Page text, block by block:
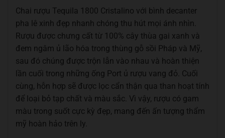
Chai rượu Tequila 1800 Cristalino với bình decanter
pha lê xinh đẹp nhanh chóng thu hút mọi ánh nhìn.
Rượu được chưng cất từ 100% cây thùa gai xanh và
đem ngâm ủ lão hóa trong thùng gỗ sồi Pháp và Mỹ,
sau đó chúng được trộn lẫn vào nhau và hoàn thiện
lần cuối trong những ống Port ủ rượu vang đỏ. Cuối
cùng, hỗn hợp sẽ được lọc cẩn thận qua than hoạt tính
để loại bỏ tạp chất và màu sắc. Vì vậy, rượu có gam
màu trong suốt cực kỳ đẹp, mang đến ấn tượng thẩm
mỹ hoàn hảo trên ly.